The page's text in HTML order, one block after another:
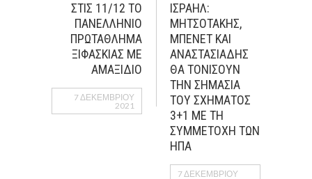
ΣΤΙΣ 11/12 ΤΟ
ΠΑΝΕΛΛΗΝΙΟ
ΠΡΩΤΑΘΛΗΜΑ
ΞΙΦΑΣΚΙΑΣ ΜΕ
ΑΜΑΞΙΔΙΟ
7 ΔΕΚΕΜΒΡΊΟΥ
2021
ΙΣΡΑΗΛ:
ΜΗΤΣΟΤΑΚΗΣ,
ΜΠΕΝΕΤ ΚΑΙ
ΑΝΑΣΤΑΣΙΑΔΗΣ
ΘΑ ΤΟΝΙΣΟΥΝ
ΤΗΝ ΣΗΜΑΣΙΑ
ΤΟΥ ΣΧΗΜΑΤΟΣ
3+1 ΜΕ ΤΗ
ΣΥΜΜΕΤΟΧΗ ΤΩΝ
ΗΠΑ
7 ΔΕΚΕΜΒΡΊΟΥ